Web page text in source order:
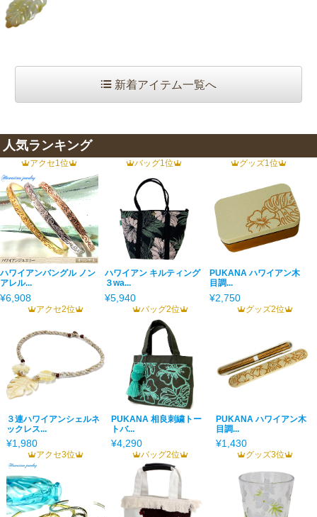
新着アイテム一覧へ
人気ランキング
アクセ1位
ハワイアンバングル ノン
アレル...
¥6,908
バッグ1位
ハワイアン キルティング
３wa...
¥5,940
グッズ1位
PUKANA ハワイアン木
目調...
¥2,750
アクセ2位
３連ハワイアンシェルネ
ックレス...
¥1,980
バッグ2位
PUKANA 相良刺繍トー
トバ...
¥4,290
グッズ2位
PUKANA ハワイアン木
目調...
¥1,430
アクセ3位 バッグ2位 グッズ3位